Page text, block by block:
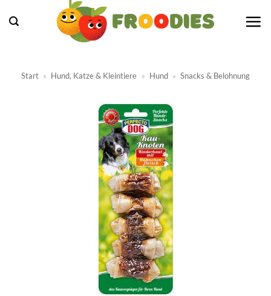
Inhalt
Start » Hund, Katze & Kleintiere » Hund » Snacks & Belohnung